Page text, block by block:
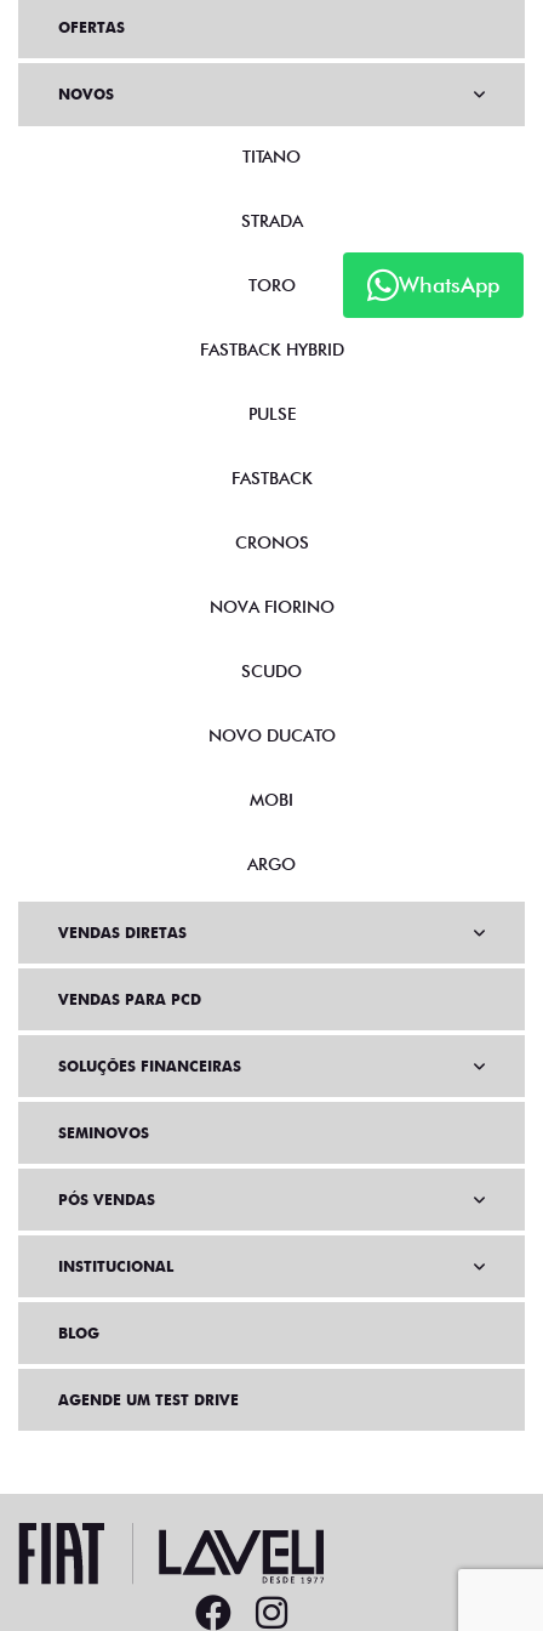
WhatsApp
OFERTAS
NOVOS
TITANO
STRADA
TORO
FASTBACK HYBRID
PULSE
FASTBACK
CRONOS
NOVA FIORINO
SCUDO
NOVO DUCATO
MOBI
ARGO
VENDAS DIRETAS
VENDAS PARA PCD
SOLUÇÕES FINANCEIRAS
SEMINOVOS
PÓS VENDAS
INSTITUCIONAL
BLOG
AGENDE UM TEST DRIVE